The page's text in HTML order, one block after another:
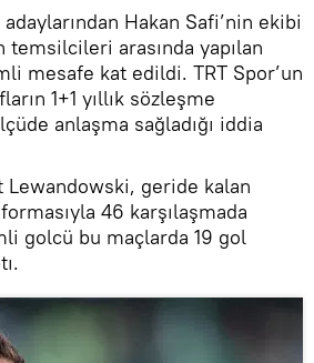
Hakan Safi’nin ekibi
temsilcileri arasında yapılan
mesafe kat edildi. TRT Spor’un
1+1 yıllık sözleşme
anlaşma sağladığı iddia
Lewandowski, geride kalan
46 karşılaşmada
golcü bu maçlarda 19 gol